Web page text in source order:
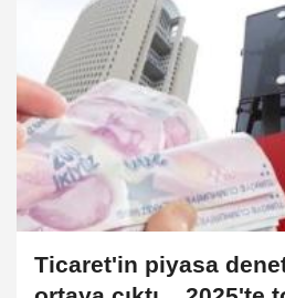
Ticaret'in piyasa